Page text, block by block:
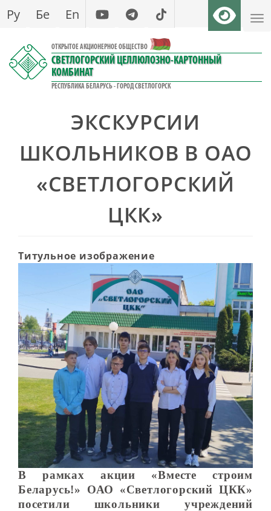
Перейти
содержанию
Ру Бе En
ОТКРЫТОЕ АКЦИОНЕРНОЕ ОБЩЕСТВО
СВЕТЛОГОРСКИЙ ЦЕЛЛЮЛОЗНО-КАРТОННЫЙ
КОМБИНАТ
РЕСПУБЛИКА БЕЛАРУСЬ - ГОРОД СВЕТЛОГОРСК
ЭКСКУРСИИ
ШКОЛЬНИКОВ В ОАО
«СВЕТЛОГОРСКИЙ
ЦКК»
Титульное изображение
В рамках акции «Вместе строим
Беларусь!» ОАО «Светлогорский ЦКК»
посетили школьники учреждений